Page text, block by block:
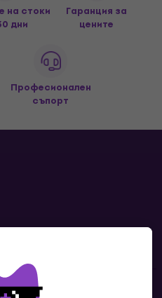
на стоки
дни
Гаранция за
цените
Професионален
съпорт